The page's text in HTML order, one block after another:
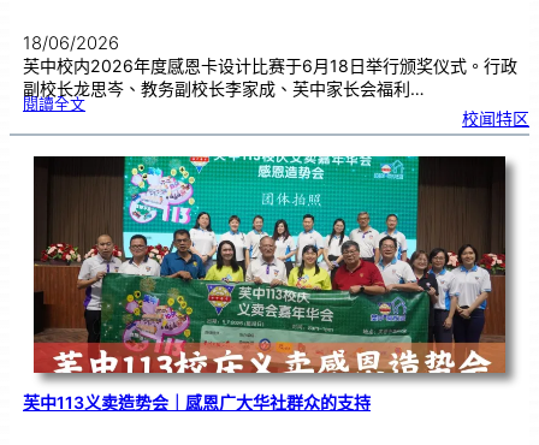
18/06/2026
芙中校内2026年度感恩卡设计比赛于6月18日举行颁奖仪式。行政
副校长龙思岑、教务副校长李家成、芙中家长会福利…
閱讀全文:2
6
度
感
卡
仪
式
校闻特区
芙中113义卖造势会｜感恩广大华社群众的支持